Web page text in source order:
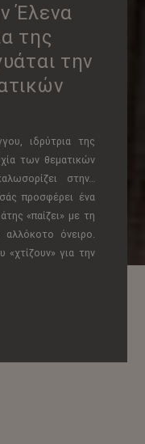
Έλενα
της
την
ιδρύτρια της
των θεματικών
στην…
προσφέρει ένα
«παίζει» με τη
όνειρο.
για την